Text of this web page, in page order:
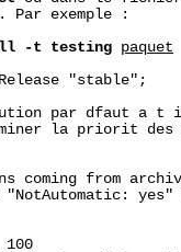
Par exemple :
-t testing paquet
"stable";
par dfaut a t
la priorit des
coming from
100